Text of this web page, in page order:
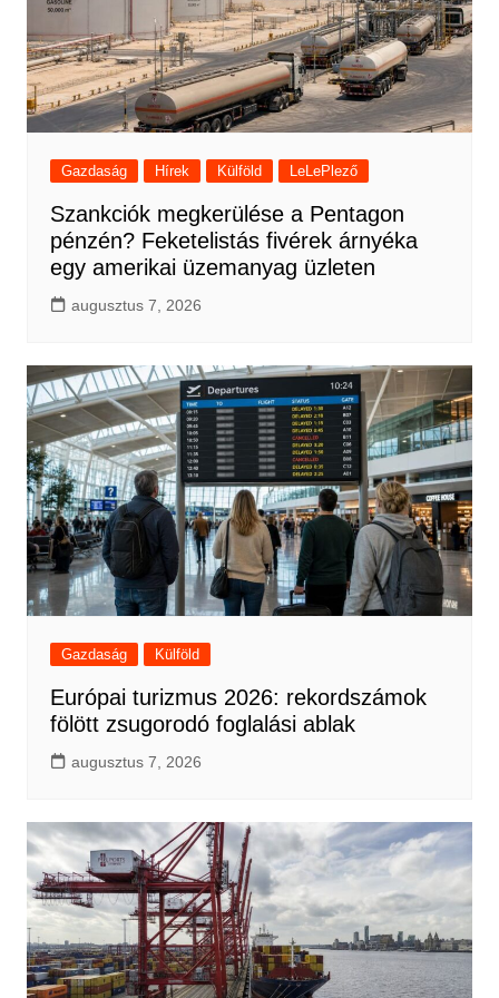
Gazdaság Hírek Külföld LeLePlező
Szankciók megkerülése a Pentagon
pénzén? Feketelistás fivérek árnyéka
egy amerikai üzemanyag üzleten
augusztus 7, 2026
Gazdaság Külföld
Európai turizmus 2026: rekordszámok
fölött zsugorodó foglalási ablak
augusztus 7, 2026